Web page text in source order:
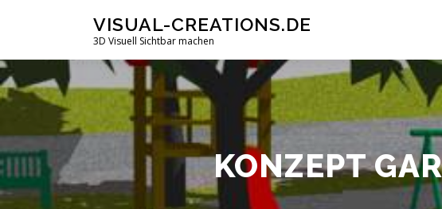
VISUAL-CREATIONS.DE
3D Visuell Sichtbar machen
KONZEPT